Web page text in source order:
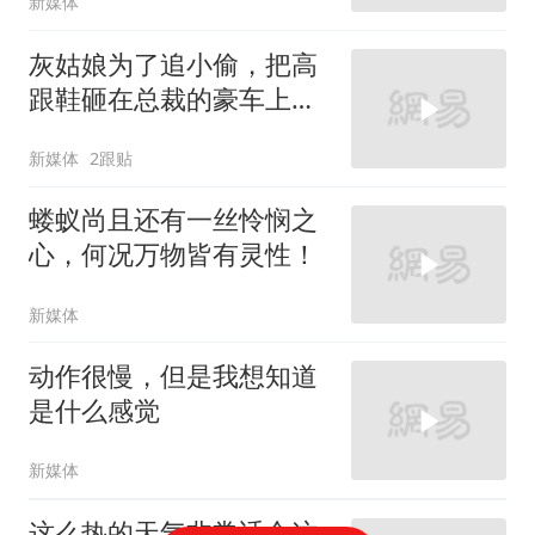
灰姑娘为了追小偷，把高
跟鞋砸在总裁的豪车上，
新媒体 2跟贴
蝼蚁尚且还有一丝怜悯之
心，何况万物皆有灵性！
新媒体
动作很慢，但是我想知道
是什么感觉
新媒体